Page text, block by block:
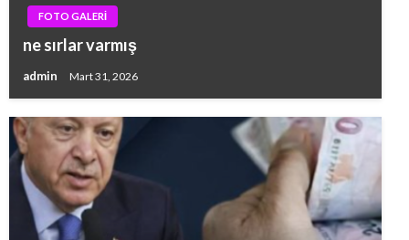
FOTO GALERİ
ne sırlar varmış
admin Mart 31, 2026